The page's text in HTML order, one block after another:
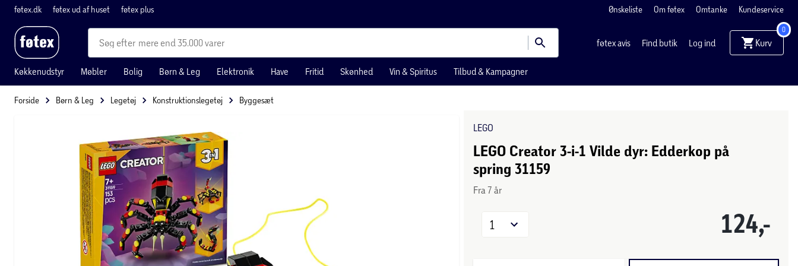
føtex.dk føtex ud af huset føtex plus Ønskeliste Om føtex Omtanke Kundeservice
mere end 35.000 varer føtex avis Find butik Log ind Kurv
0
Køkkenudstyr Møbler Bolig Børn & Leg Elektronik Have Fritid Skønhed Vin & Spiritus Tilbud & Kampagner
Forside Børn & Leg Legetøj Konstruktionslegetøj Byggesæt
LEGO
LEGO Creator 3-i-1 Vilde dyr: Edderkop på
spring 31159
Fra 7 år
124,-
1